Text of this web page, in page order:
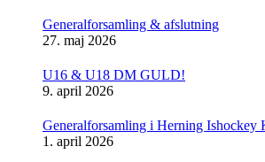
Generalforsamling & afslutning
27. maj 2026
U16 & U18 DM GULD!
9. april 2026
Generalforsamling i Herning Ishockey
1. april 2026